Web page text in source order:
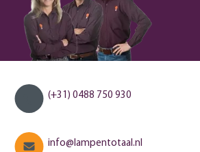
(+31) 0488 750 930
info@lampentotaal.nl